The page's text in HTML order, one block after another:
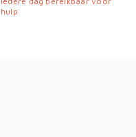
hulp